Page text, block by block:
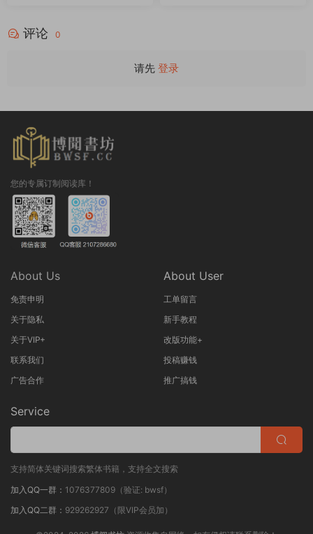
评论 0
请先 登录
您的专属订制阅读库！
About Us
免责申明
关于隐私
关于VIP+
联系我们
广告合作
About User
工单留言
新手教程
改版功能+
投稿赚钱
推广搞钱
Service
支持简体关键词搜索繁体书籍，支持全文搜索
加入QQ一群： 1076377809（验证: bwsf）
加入QQ二群： 929262927（限VIP会员加）